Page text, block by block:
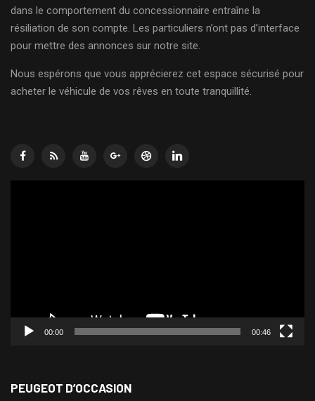
dans le comportement du concessionnaire entraîne la
résiliation de son compte. Les particuliers n’ont pas d’interface
pour mettre des annonces sur notre site.
Nous espérons que vous apprécierez cet espace sécurisé pour
acheter le véhicule de vos rêves en toute tranquillité.
00:00 00:46
PEUGEOT D’OCCASION